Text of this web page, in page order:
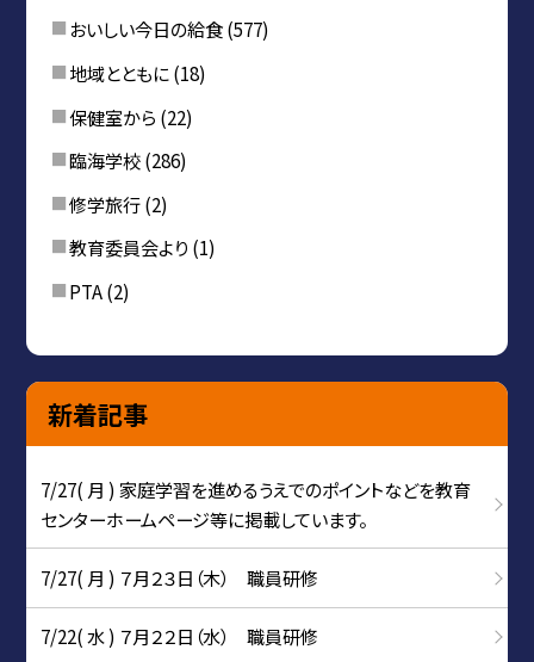
おいしい今日の給食(577)
地域とともに(18)
保健室から (22)
臨海学校(286)
修学旅行(2)
教育委員会より (1)
PTA(2)
新着記事
7/27( 月 ) 家庭学習を進めるうえでのポイントなどを教育
センターホームページ等に掲載しています。
7/27( 月 ) ７月２３日（木） 職員研修
7/22( 水 ) ７月２２日（水） 職員研修